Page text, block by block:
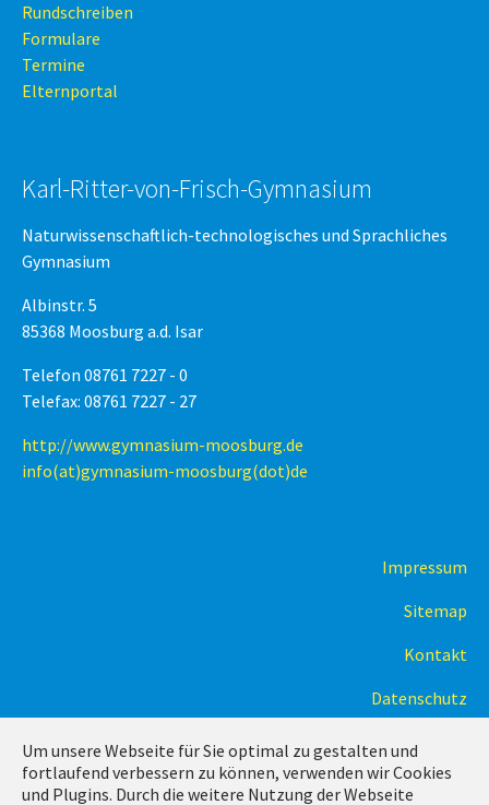
Um unsere Webseite für Sie optimal zu gestalten und
fortlaufend verbessern zu können, verwenden wir Cookies
und Plugins. Durch die weitere Nutzung der Webseite
Rundschreiben
Formulare
Termine
Elternportal
Karl-Ritter-von-Frisch-Gymnasium
Naturwissenschaftlich-technologisches und Sprachliches
Gymnasium
Albinstr. 5
85368 Moosburg a.d. Isar
Telefon 08761 7227 - 0
Telefax: 08761 7227 - 27
http://www.gymnasium-moosburg.de
info(at)gymnasium-moosburg(dot)de
Impressum
Sitemap
Kontakt
Datenschutz